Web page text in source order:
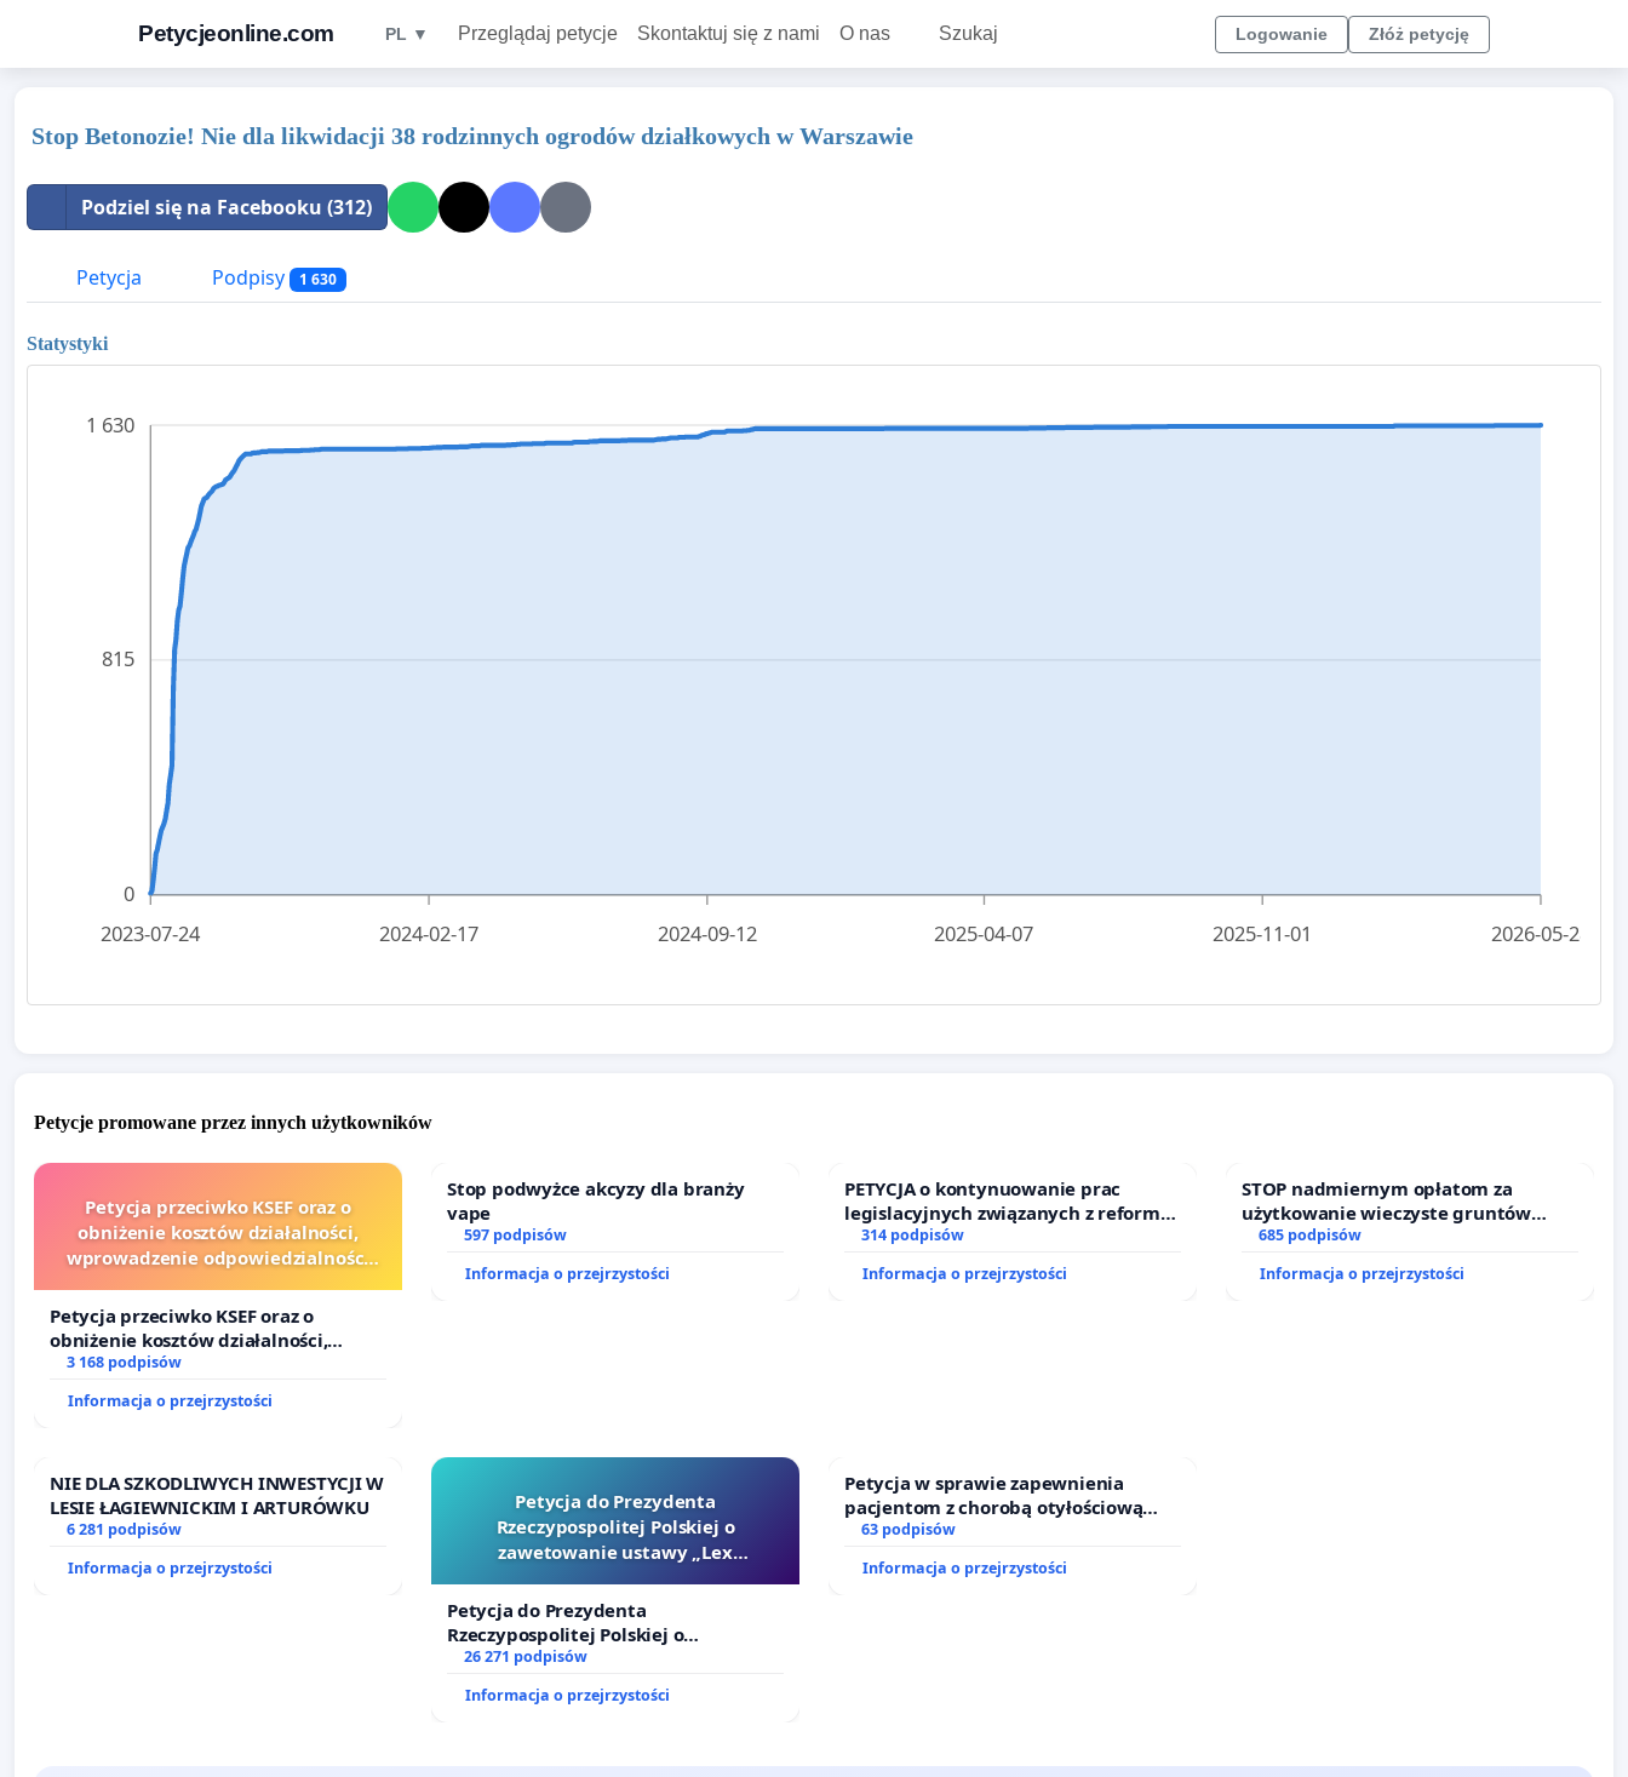
Petycjeonline.com PL ▼ Przeglądaj petycje Skontaktuj się z nami O nas Szukaj Logowanie Złóż petycję
Stop Betonozie! Nie dla likwidacji 38 rodzinnych ogrodów działkowych w Warszawie
Podziel się na Facebooku (312)
Petycja Podpisy 1 630
Statystyki
0
815
1 630
2023-07-24 2024-02-17 2024-09-12 2025-04-07 2025-11-01 2026-05-28
Petycje promowane przez innych użytkowników
Petycja przeciwko KSEF oraz o
obniżenie kosztów działalności,
wprowadzenie odpowiedzialności
sędziów
Petycja przeciwko KSEF oraz o
obniżenie kosztów działalności,
wprowadzenie odpowiedzialności
finansowej kluczowych urzędników i
sędziów
3 168 podpisów
Informacja o przejrzystości
Stop podwyżce akcyzy dla branży
vape
597 podpisów
Informacja o przejrzystości
PETYCJA o kontynuowanie prac
legislacyjnych związanych z reformą
prawa rodzinnego
314 podpisów
Informacja o przejrzystości
STOP nadmiernym opłatom za
użytkowanie wieczyste gruntów
zajmowanych przez rodzinne ogrody
działkowe.
685 podpisów
Informacja o przejrzystości
NIE DLA SZKODLIWYCH INWESTYCJI W
LESIE ŁAGIEWNICKIM I ARTURÓWKU
6 281 podpisów
Informacja o przejrzystości
Petycja do Prezydenta
Rzeczypospolitej Polskiej o
zawetowanie ustawy „Lex
Petycja do Prezydenta
Rzeczypospolitej Polskiej o
zawetowanie ustawy „Lex Szarlatan”
26 271 podpisów
Informacja o przejrzystości
Petycja w sprawie zapewnienia
pacjentom z chorobą otyłościową
dostępu do kompleksowego leczenia
oraz programów profilaktycznych.
63 podpisów
Informacja o przejrzystości